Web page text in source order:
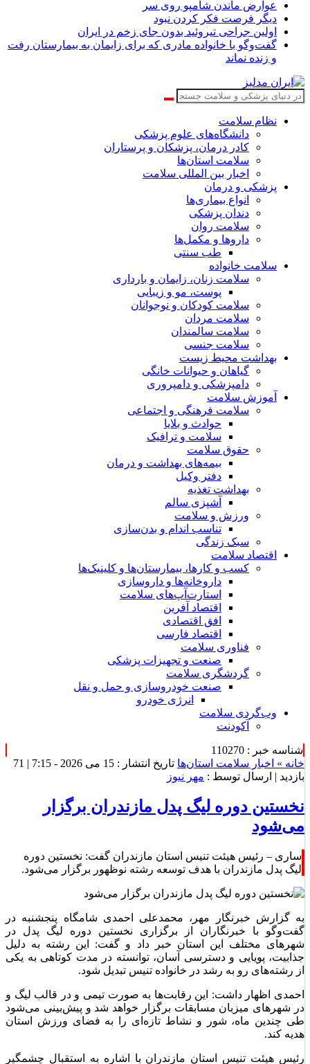
عوارض ماندن شامپو روی سر
دیگر فرصت فکر کردن نبود
اولین جراحی تیروئید بدون جای زخم در ایران
گفت‌وگو با خانواده مادری که برای زایمان به بیمارستان رفت
و زنده نماند
نظام سلامت
دانشگاه‌های علوم پزشکی
کادر درمان، پزشکان و پرستاران
سلامت استان‌ها
اخبار بین المللی سلامت
پزشکی و درمان
انواع بیماری‌ها
دندان پزشکی
سلامت روان
داروها و مکمل‌ها
طب سنتی
سلامت خانواده
سلامت زنان، زایمان و بارداری
پوست، مو و زیبایی
سلامت کودکان و نوجوانان
سلامت مردان
سلامت سالمندان
سلامت جنسی
بهداشت محیط زیست
گیاهان و حیوانات خانگی
دامپزشکی و دامپروری
آموزش سلامت
سلامت فرهنگی و اجتماعی
حوادث و بلایا
سلامت و ترافیک
حقوق سلامت
بیمه‌های بهداشت و درمان
دفتر وکیل
بهداشت تغذیه
آشپزی سالم
ورزش و سلامت
تناسب اندام و بدن‌سازی
سبک زندگی
اقتصاد سلامت
کسب و کارها، بیمارستان‌ها و کلینیک‌ها
داروخانه‌ها و داروسازی
استارت‌آپ‌های سلامت
اقتصاد آفرین
افق اقتصادی
اقتصاد فارسی
فناوری سلامت
صنعت و تجهیزات پزشکی
گردشگری سلامت
صنعت خودروسازی و حمل و نقل
انرژی خودرو
وب‌گردی سلامت
آکودنت
شناسه خبر : 110270
خانه » اخبار سلامت استان‌ها تاریخ انتشار : 15 می 2026 - 7:15 |
71
بازدید | ارسال توسط : مهر نیوز
نخستین دوره لیگ پدل مازندران برگزار
می‌شود
ساری – رئیس هیئت تنیس استان مازندران گفت: نخستین دوره
لیگ پدل مازندران با هدف توسعه رشته نوظهور برگزار می‌شود.
به گزارش خبرنگار مهر، محمدعلی احمدی شامگاه پنجشنبه در
گفت‌وگو با خبرنگاران از برگزاری نخستین دوره لیگ پدل در
شهرهای مختلف این استان خبر داد و گفت: این رشته به دلیل
جذابیت، پویایی و دسترسی آسان، توانسته در مدت کوتاهی به یکی
از رشته‌های رو به رشد در خانواده تنیس تبدیل شود.
احمدی اظهار داشت: این رقابت‌ها به صورت تیمی و در قالب لیگ و
در شهرهای میزبان مسابقات برگزار خواهد شد و پیش‌بینی می‌شود
طی چندین ماه، شور و نشاط تازه‌ای را به فضای ورزش استان
هدیه کند.
رئیس هیئت تنیس استان مازندران با اشاره به استقبال چشمگیر